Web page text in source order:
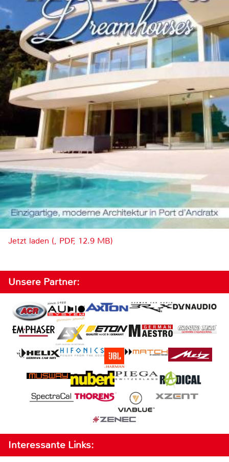
Jetzt laden (, PDF, 12.9 MB)
Unsere Partner:
Interessante Links: